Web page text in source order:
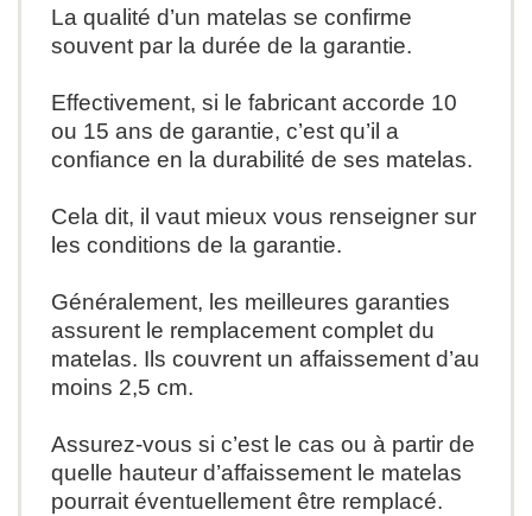
La qualité d’un matelas se confirme
souvent par la durée de la garantie.
Effectivement, si le fabricant accorde 10
ou 15 ans de garantie, c’est qu’il a
confiance en la durabilité de ses matelas.
Cela dit, il vaut mieux vous renseigner sur
les conditions de la garantie.
Généralement, les meilleures garanties
assurent le remplacement complet du
matelas. Ils couvrent un affaissement d’au
moins 2,5 cm.
Assurez-vous si c’est le cas ou à partir de
quelle hauteur d’affaissement le matelas
pourrait éventuellement être remplacé.